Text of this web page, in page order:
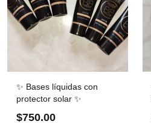
✨ Bases líquidas con
protector solar ✨
$750.00